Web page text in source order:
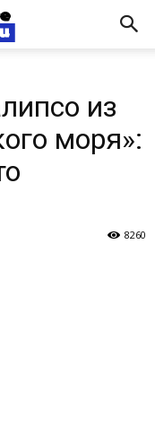
из
моря»:
8260